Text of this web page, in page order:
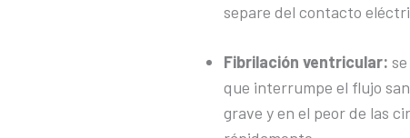
separe del contacto
Fibrilación ventricular:
que interrumpe el flujo
grave y en el peor de las